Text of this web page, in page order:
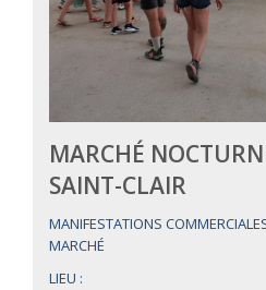
MARCHÉ
SAINT-CLAIR
MANIFESTATIONS
MARCHÉ
LIEU :